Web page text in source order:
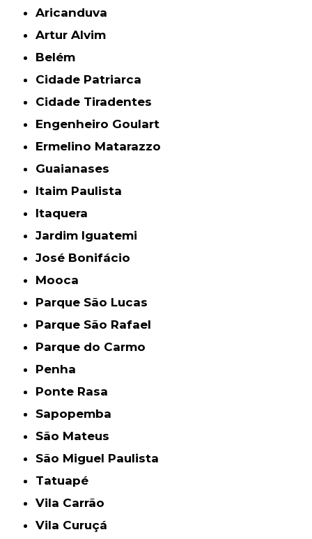
Aricanduva
Artur Alvim
Belém
Cidade Patriarca
Cidade Tiradentes
Engenheiro Goulart
Ermelino Matarazzo
Guaianases
Itaim Paulista
Itaquera
Jardim Iguatemi
José Bonifácio
Mooca
Parque São Lucas
Parque São Rafael
Parque do Carmo
Penha
Ponte Rasa
Sapopemba
São Mateus
São Miguel Paulista
Tatuapé
Vila Carrão
Vila Curuçá